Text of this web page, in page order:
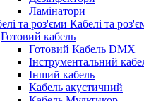
Ламінатори
Кабелі та
Готовий кабель
Готовий Кабель DMX
Інструментальний
Інший кабель
Кабель акустичний